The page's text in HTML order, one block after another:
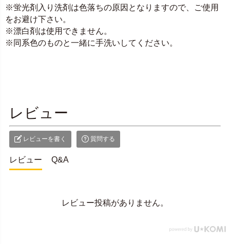
※蛍光剤入り洗剤は色落ちの原因となりますので、ご使用
をお避け下さい。
※漂白剤は使用できません。
※同系色のものと一緒に手洗いしてください。
レビュー
レビューを書く 質問する
レビュー Q&A
レビュー投稿がありません。